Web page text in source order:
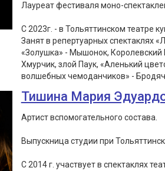
Лауреат фестиваля моно-
С 2023г. - в Тольяттинском театре
Занят в репертуарных спектаклях
«Золушка» - Мышонок,
Хмурчик, злой Паук, «Аленький
волшебных чемоданчиков» -
Тишина Мария
Артист вспомогательного состава.
Выпускница студии при
С 2014 г. участвует в спектаклях